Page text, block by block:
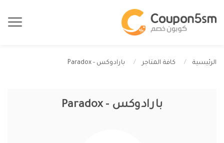
الرئيسية كافة المتاجر بارادوكس - Paradox
بارادوكس - Paradox